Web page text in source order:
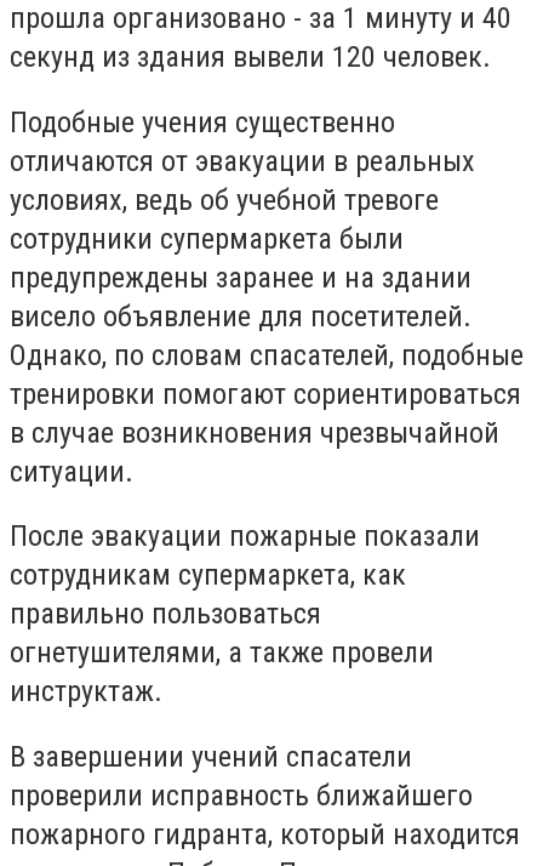
прошла организовано - за 1 минуту и 40
секунд из здания вывели 120 человек.
Подобные учения существенно
отличаются от эвакуации в реальных
условиях, ведь об учебной тревоге
сотрудники супермаркета были
предупреждены заранее и на здании
висело объявление для посетителей.
Однако, по словам спасателей, подобные
тренировки помогают сориентироваться
в случае возникновения чрезвычайной
ситуации.
После эвакуации пожарные показали
сотрудникам супермаркета, как
правильно пользоваться
огнетушителями, а также провели
инструктаж.
В завершении учений спасатели
проверили исправность ближайшего
пожарного гидранта, который находится